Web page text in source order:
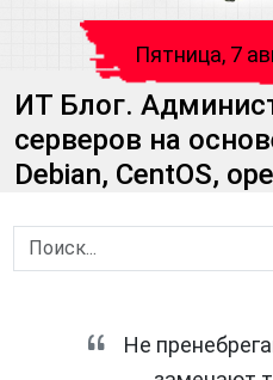
Пятница, 7
ИТ Блог.
серверов на
Debian, CentOS,
Не